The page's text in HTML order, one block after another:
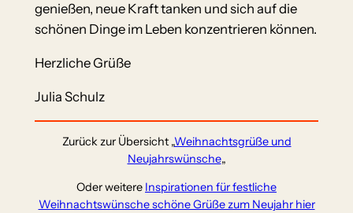
genießen, neue Kraft tanken und sich auf die
schönen Dinge im Leben konzentrieren können.
Herzliche Grüße
Julia Schulz
Zurück zur Übersicht „Weihnachtsgrüße und
Neujahrswünsche„
Oder weitere Inspirationen für festliche
Weihnachtswünsche schöne Grüße zum Neujahr hier